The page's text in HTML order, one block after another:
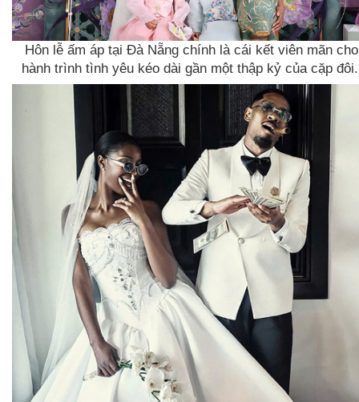
Hôn lễ ấm áp tại Đà Nẵng chính là cái kết viên mãn cho
hành trình tình yêu kéo dài gần một thập kỷ của cặp